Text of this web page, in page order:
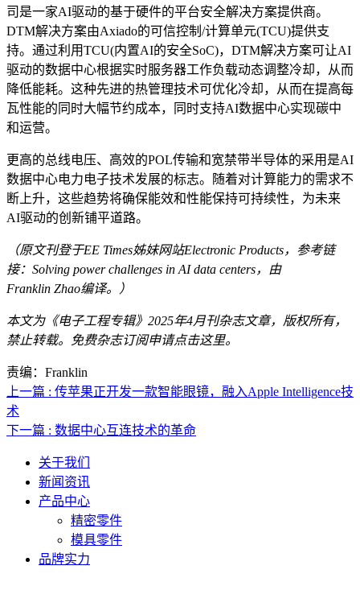
司是一家AI驱动的基于硬件的平台安全解决方案提供商。
DTM解决方案由Axiado的可信控制/计算单元(TCU)提供支
持。通过利用TCU(内置AI的安全SoC)，DTM解决方案可让AI
驱动的数据中心根据实时服务器工作负载动态调整冷却，从而
降低能耗。这种先进的热管理技术可优化冷却，从而在提高每
瓦性能的同时大幅节约成本，同时支持AI数据中心实现碳中
和运营。
更高的总线电压、高效的POL传输和宽禁带半导体的采用是AI
数据中心电力电子技术发展的标志。随着对计算能力的需求不
断上升，这些趋势将确保能效和性能保持可持续性，为未来
AI驱动的创新铺平道路。
（原文刊登于EE Times姊妹网站Electronic Products，参考链
接： Solving power challenges in AI data centers，由
Franklin Zhao编译。）
本文为《电子工程专辑》2025年4月刊杂志文章，版权所有，
禁止转载。免费杂志订阅申请点击这里。
责编：Franklin
上一篇 : 传苹果正开发一款智能眼镜，融入Apple Intelligence技
术
下一篇 : 数据中心互连技术的革命
关于我们
新闻资讯
产品中心
精密零件
模具零件
品牌实力